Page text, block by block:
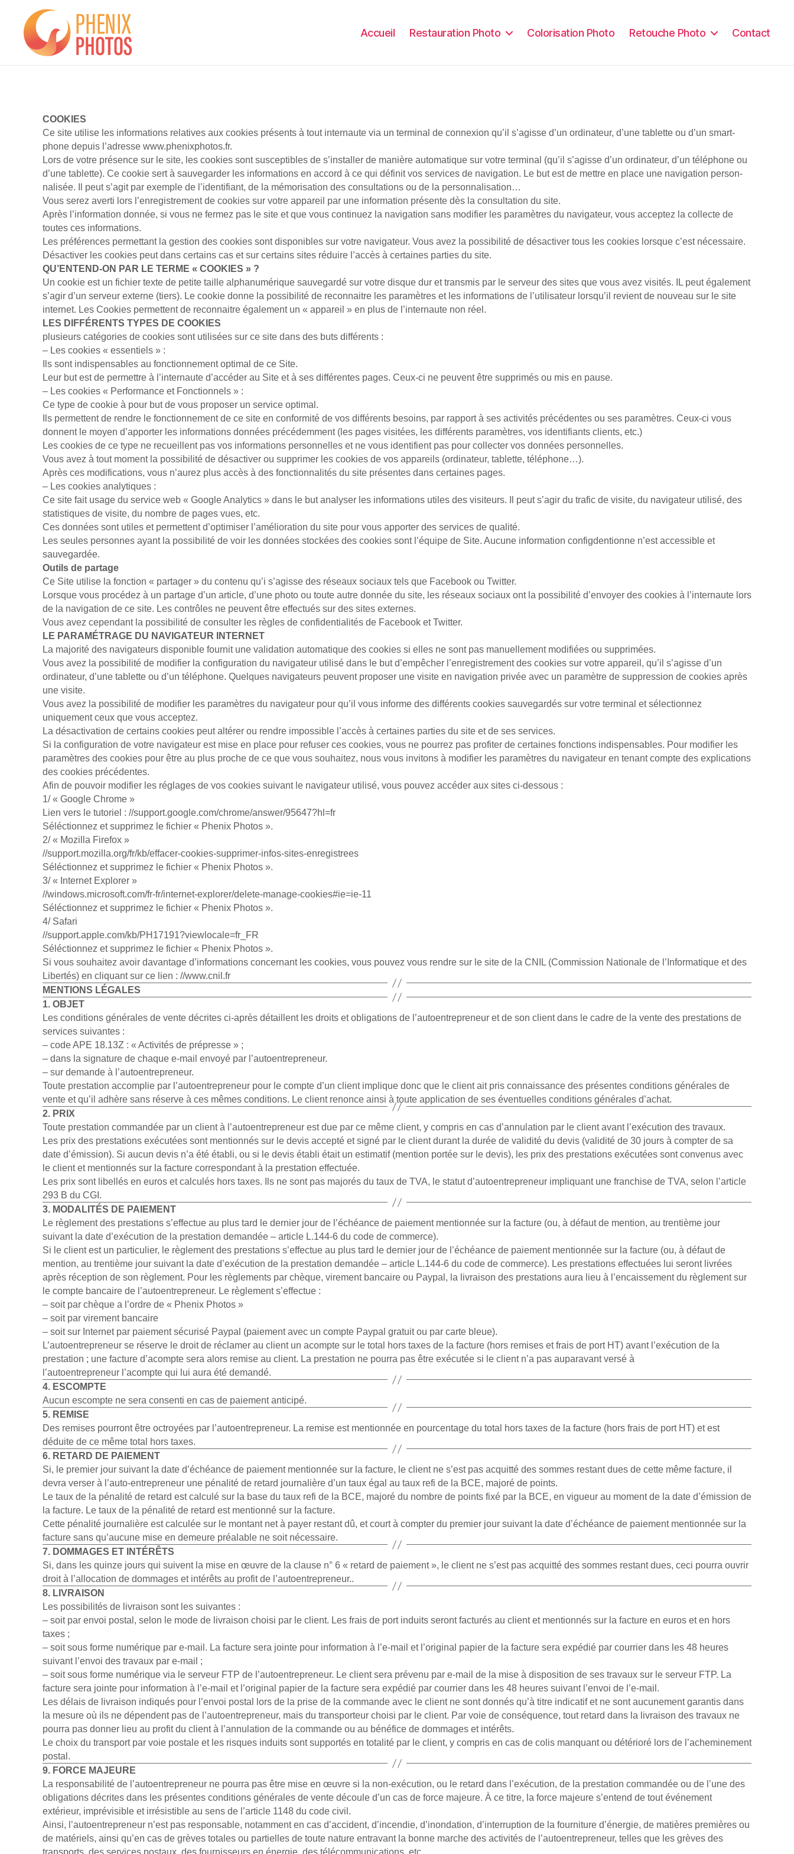
Accueil Restauration Photo Colorisation Photo Retouche Photo Contact
COOKIES
Ce site utilise les in­for­ma­tions relatives aux co­okies présents à tout in­ter­naute via un ter­mi­nal de connexion qu’il s’agisse d’un or­di­na­teur, d’une ta­blette ou d’un smart­
phone de­puis l’adresse www.phenixphotos.fr.
Lors de votre présence sur le site, les co­okies sont susceptibles de s’ins­tal­ler de manière automatique sur votre ter­mi­nal (qu’il s’agisse d’un or­di­na­teur, d’un té­lé­phone ou
d’une ta­blette). Ce co­okie sert à sauvegarder les in­for­ma­tions en accord à ce qui définit vos services de navigation. Le but est de mettre en place une na­vi­ga­tion per­son­
na­li­sée. Il peut s’agit par exemple de l’identifiant, de la mémorisation des consultations ou de la personnalisation…
Vous serez averti lors l’en­re­gis­tre­ment de co­okies sur votre appareil par une information présente dès la consultation du site.
Après l’information donnée, si vous ne fermez pas le site et que vous continuez la navigation sans modifier les paramètres du navigateur, vous acceptez la collecte de
toutes ces informations.
Les préférences permettant la gestion des cookies sont disponibles sur votre navigateur. Vous avez la possibilité de désactiver tous les cookies lorsque c’est nécessaire.
Désactiver les cookies peut dans certains cas et sur certains sites réduire l’accès à certaines parties du site.
QU’EN­TEND-ON PAR LE TERME « CO­OKIES » ?
Un co­okie est un fi­chier texte de petite taille al­pha­nu­mé­rique sauvegardé sur votre disque dur et transmis par le ser­veur des sites que vous avez visités. IL peut également
s’agir d’un ser­veur externe (tiers). Le co­okie donne la possibilité de re­con­naitre les paramètres et les informations de l’utilisateur lors­qu’il re­vient de nouveau sur le site
internet. Les Cookies permettent de re­con­naitre également un « appareil » en plus de l’internaute non réel.
LES DIF­FÉ­RENTS TYPES DE CO­OKIES
plusieurs catégories de co­okies sont uti­li­sées sur ce site dans des buts différents :
– Les co­okies « es­sen­tiels » :
Ils sont in­dis­pen­sables au fonc­tion­ne­ment optimal de ce Site.
Leur but est de permettre à l’in­ter­naute d’ac­cé­der au Site et à ses différentes pages. Ceux-ci ne peuvent être supprimés ou mis en pause.
– Les cookies « Per­for­mance et Fonc­tion­nels » :
Ce type de cookie à pour but de vous pro­po­ser un service optimal.
Ils permettent de rendre le fonc­tion­ne­ment de ce site en conformité de vos différents be­soins, par rap­port à ses activités précédentes ou ses paramètres. Ceux-ci vous
donnent le moyen d’apporter les in­for­ma­tions données précédemment (les pages vi­si­tées, les différents pa­ra­mètres, vos identifiants clients, etc.)
Les co­okies de ce type ne recueillent pas vos informations per­son­nelles et ne vous identifient pas pour collecter vos données personnelles.
Vous avez à tout moment la possibilité de désactiver ou supprimer les co­okies de vos appareils (ordinateur, tablette, téléphone…).
Après ces modifications, vous n’aurez plus accès à des fonctionnalités du site présentes dans certaines pages.
– Les co­okies ana­ly­tiques :
Ce site fait usage du service web « Google Ana­ly­tics » dans le but ana­ly­ser les in­for­ma­tions utiles des vi­si­teurs. Il peut s’agir du tra­fic de visite, du na­vi­ga­teur utilisé, des
statistiques de visite, du nombre de pages vues, etc.
Ces données sont utiles et permettent d’optimiser l’amélioration du site pour vous apporter des services de qualité.
Les seules personnes ayant la possibilité de voir les don­nées sto­ckées des co­okies sont l’équipe de Site. Aucune information configdentionne n’est accessible et
sauvegardée.
Ou­tils de par­tage
Ce Site uti­lise la fonction « par­tager » du conte­nu qu’i s’agisse des réseaux sociaux tels que Facebook ou Twitter.
Lorsque vous procédez à un par­tage d’un article, d’une photo ou toute autre donnée du site, les ré­seaux so­ciaux ont la possibilité d’en­voyer des co­okies à l’in­ter­naute lors
de la na­vi­ga­tion de ce site. Les contrôles ne peuvent être effectués sur des sites externes.
Vous avez cependant la possibilité de consulter les règles de confidentialités de Facebook et Twitter.
LE PA­RA­MÉ­TRAGE DU NA­VI­GA­TEUR IN­TER­NET
La majorité des na­vi­ga­teurs disponible fournit une validation au­to­ma­ti­que­ des cookies si elles ne sont pas manuellement modifiées ou supprimées.
Vous avez la possibilité de modifier la configuration du na­vi­ga­teur utilisé dans le but d’em­pê­cher l’en­re­gis­tre­ment des co­okies sur votre appareil, qu’il s’agisse d’un
ordinateur, d’une tablette ou d’un téléphone. Quelques na­vi­ga­teurs peuvent proposer une visite en navigation privée avec un paramètre de suppression de cookies après
une visite.
Vous avez la possibilité de modifier les paramètres du navigateur pour qu’il vous informe des différents co­okies sauvegardés sur votre ter­mi­nal et sélectionnez
uniquement ceux que vous acceptez.
La désac­ti­va­tion de certains co­okies peut altérer ou rendre impossible l’accès à certaines parties du site et de ses services.
Si la configuration de votre navigateur est mise en place pour re­fu­ser ces cookies, vous ne pourrez pas pro­fi­ter de certaines fonc­tions indispensables. Pour modifier les
paramètres des cookies pour être au plus proche de ce que vous souhaitez, nous vous in­vi­tons à modifier les paramètres du na­vi­ga­teur en tenant compte des explications
des cookies précédentes.
Afin de pouvoir modifier les réglages de vos cookies suivant le navigateur utilisé, vous pouvez accéder aux sites ci-dessous :
1/ « Google Chrome »
Lien vers le tutoriel : //support.google.com/chrome/answer/95647?hl=fr
Séléctionnez et supprimez le fichier « Phenix Photos ».
2/ « Mozilla Fi­re­fox »
//support.mozilla.org/fr/kb/effacer-cookies-supprimer-infos-sites-enregistrees
Séléctionnez et supprimez le fichier « Phenix Photos ».
3/ « In­ter­net Ex­plo­rer »
//windows.microsoft.com/fr-fr/internet-explorer/delete-manage-cookies#ie=ie-11
Séléctionnez et supprimez le fichier « Phenix Photos ».
4/ Sa­fari
//support.apple.com/kb/PH17191?viewlocale=fr_FR
Séléctionnez et supprimez le fichier « Phenix Photos ».
Si vous souhaitez avoir davantage d’informations concernant les cookies, vous pouvez vous rendre sur le site de la CNIL (Com­mis­sion Na­tio­nale de l’In­for­ma­tique et des
Li­ber­tés) en cliquant sur ce lien : //www.cnil.fr
MENTIONS LÉGALES
1. OBJET
Les conditions générales de vente décrites ci-après détaillent les droits et obligations de l’autoentrepreneur et de son client dans le cadre de la vente des prestations de
services suivantes :
– code APE 18.13Z : « Activités de prépresse » ;
– dans la signature de chaque e-mail envoyé par l’autoentrepreneur.
– sur demande à l’autoentrepreneur.
Toute prestation accomplie par l’autoentrepreneur pour le compte d’un client implique donc que le client ait pris connaissance des présentes conditions générales de
vente et qu’il adhère sans réserve à ces mêmes conditions. Le client renonce ainsi à toute application de ses éventuelles conditions générales d’achat.
2. PRIX
Toute prestation commandée par un client à l’autoentrepreneur est due par ce même client, y compris en cas d’annulation par le client avant l’exécution des travaux.
Les prix des prestations exécutées sont mentionnés sur le devis accepté et signé par le client durant la durée de validité du devis (validité de 30 jours à compter de sa
date d’émission). Si aucun devis n’a été établi, ou si le devis établi était un estimatif (mention portée sur le devis), les prix des prestations exécutées sont convenus avec
le client et mentionnés sur la facture correspondant à la prestation effectuée.
Les prix sont libellés en euros et calculés hors taxes. Ils ne sont pas majorés du taux de TVA, le statut d’autoentrepreneur impliquant une franchise de TVA, selon l’article
293 B du CGI.
3. MODALITÉS DE PAIEMENT
Le règlement des prestations s’effectue au plus tard le dernier jour de l’échéance de paiement mentionnée sur la facture (ou, à défaut de mention, au trentième jour
suivant la date d’exécution de la prestation demandée – article L.144-6 du code de commerce).
Si le client est un particulier, le règlement des prestations s’effectue au plus tard le dernier jour de l’échéance de paiement mentionnée sur la facture (ou, à défaut de
mention, au trentième jour suivant la date d’exécution de la prestation demandée – article L.144-6 du code de commerce). Les prestations effectuées lui seront livrées
après réception de son règlement. Pour les règlements par chèque, virement bancaire ou Paypal, la livraison des prestations aura lieu à l’encaissement du règlement sur
le compte bancaire de l’autoentrepreneur. Le règlement s’effectue :
– soit par chèque a l’ordre de « Phenix Photos »
– soit par virement bancaire
– soit sur Internet par paiement sécurisé Paypal (paiement avec un compte Paypal gratuit ou par carte bleue).
L’autoentrepreneur se réserve le droit de réclamer au client un acompte sur le total hors taxes de la facture (hors remises et frais de port HT) avant l’exécution de la
prestation ; une facture d’acompte sera alors remise au client. La prestation ne pourra pas être exécutée si le client n’a pas auparavant versé à
l’autoentrepreneur l’acompte qui lui aura été demandé.
4. ESCOMPTE
Aucun escompte ne sera consenti en cas de paiement anticipé.
5. REMISE
Des remises pourront être octroyées par l’autoentrepreneur. La remise est mentionnée en pourcentage du total hors taxes de la facture (hors frais de port HT) et est
déduite de ce même total hors taxes.
6. RETARD DE PAIEMENT
Si, le premier jour suivant la date d’échéance de paiement mentionnée sur la facture, le client ne s’est pas acquitté des sommes restant dues de cette même facture, il
devra verser à l’auto-entrepreneur une pénalité de retard journalière d’un taux égal au taux refi de la BCE, majoré de points.
Le taux de la pénalité de retard est calculé sur la base du taux refi de la BCE, majoré du nombre de points fixé par la BCE, en vigueur au moment de la date d’émission de
la facture. Le taux de la pénalité de retard est mentionné sur la facture.
Cette pénalité journalière est calculée sur le montant net à payer restant dû, et court à compter du premier jour suivant la date d’échéance de paiement mentionnée sur la
facture sans qu’aucune mise en demeure préalable ne soit nécessaire.
7. DOMMAGES ET INTÉRÊTS
Si, dans les quinze jours qui suivent la mise en œuvre de la clause n° 6 « retard de paiement », le client ne s’est pas acquitté des sommes restant dues, ceci pourra ouvrir
droit à l’allocation de dommages et intérêts au profit de l’autoentrepreneur..
8. LIVRAISON
Les possibilités de livraison sont les suivantes :
– soit par envoi postal, selon le mode de livraison choisi par le client. Les frais de port induits seront facturés au client et mentionnés sur la facture en euros et en hors
taxes ;
– soit sous forme numérique par e-mail. La facture sera jointe pour information à l’e-mail et l’original papier de la facture sera expédié par courrier dans les 48 heures
suivant l’envoi des travaux par e-mail ;
– soit sous forme numérique via le serveur FTP de l’autoentrepreneur. Le client sera prévenu par e-mail de la mise à disposition de ses travaux sur le serveur FTP. La
facture sera jointe pour information à l’e-mail et l’original papier de la facture sera expédié par courrier dans les 48 heures suivant l’envoi de l’e-mail.
Les délais de livraison indiqués pour l’envoi postal lors de la prise de la commande avec le client ne sont donnés qu’à titre indicatif et ne sont aucunement garantis dans
la mesure où ils ne dépendent pas de l’autoentrepreneur, mais du transporteur choisi par le client. Par voie de conséquence, tout retard dans la livraison des travaux ne
pourra pas donner lieu au profit du client à l’annulation de la commande ou au bénéfice de dommages et intérêts.
Le choix du transport par voie postale et les risques induits sont supportés en totalité par le client, y compris en cas de colis manquant ou détérioré lors de l’acheminement
postal.
9. FORCE MAJEURE
La responsabilité de l’autoentrepreneur ne pourra pas être mise en œuvre si la non-exécution, ou le retard dans l’exécution, de la prestation commandée ou de l’une des
obligations décrites dans les présentes conditions générales de vente découle d’un cas de force majeure. À ce titre, la force majeure s’entend de tout événement
extérieur, imprévisible et irrésistible au sens de l’article 1148 du code civil.
Ainsi, l’autoentrepreneur n’est pas responsable, notamment en cas d’accident, d’incendie, d’inondation, d’interruption de la fourniture d’énergie, de matières premières ou
de matériels, ainsi qu’en cas de grèves totales ou partielles de toute nature entravant la bonne marche des activités de l’autoentrepreneur, telles que les grèves des
transports, des services postaux, des fournisseurs en énergie, des télécommunications, etc.